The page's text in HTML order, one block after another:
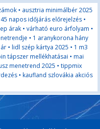
• ausztria minimálbér 2025
45 napos időjárás előrejelzés •
árak • várható euro árfolyam •
• 1 aranykorona hány
• lidl szép kártya 2025 • 1 m3
tápszer mellékhatásai • mai
menetrend 2025 • tippmix
• kaufland szlovákia akciós